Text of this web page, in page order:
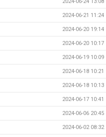
2024-06-21 11:24
2024-06-20 19:14
2024-06-20 10:17
2024-06-19 10:09
2024-06-18 10:21
2024-06-18 10:13
2024-06-17 10:41
2024-06-06 20:45
2024-06-02 08:32